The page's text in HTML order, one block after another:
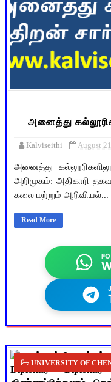
அனைத்து
Kalviseithi August
அனைத்து
அறிமுகம்: அதிகாரி
கலை மற்றும் அறிவியல்...
Read More
UNIVERSITY OF